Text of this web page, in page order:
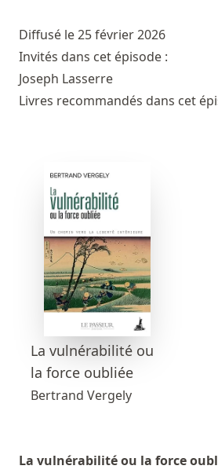
Diffusé le 25 février 2026
Invités dans cet épisode :
Joseph Lasserre
Livres recommandés dans cet
La vulnérabilité ou
la force oubliée
Bertrand Vergely
La vulnérabilité ou la force
Livres les plus
Prix littéraires